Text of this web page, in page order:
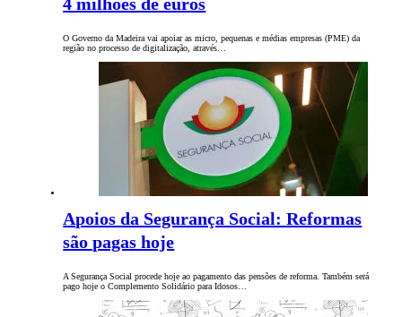
O Governo da Madeira vai apoiar as micro, pequenas e médias empresas (PME) da
região no processo de digitalização, através…
Apoios da Segurança Social: Reformas
são pagas hoje
A Segurança Social procede hoje ao pagamento das pensões de reforma. Também será
pago hoje o Complemento Solidário para Idosos…